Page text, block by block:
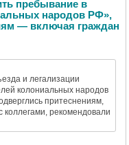
пребывание в
народов РФ»,
— включая граждан
и легализации
колониальных народов
притеснениям,
рекомендовали